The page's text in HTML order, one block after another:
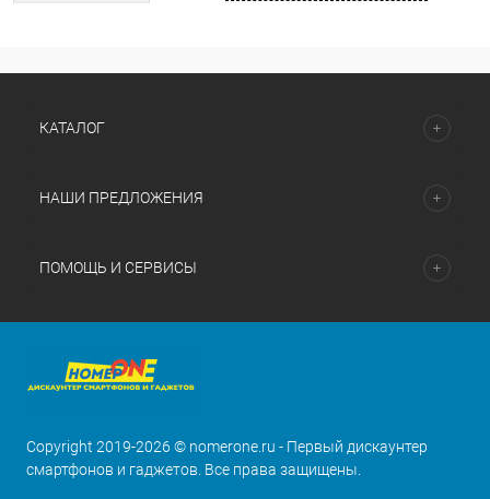
КАТАЛОГ
НАШИ ПРЕДЛОЖЕНИЯ
ПОМОЩЬ И СЕРВИСЫ
Copyright 2019-2026 © nomerone.ru - Первый дискаунтер
смартфонов и гаджетов. Все права защищены.